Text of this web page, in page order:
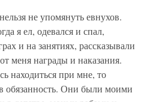
не упомянуть евнухов.
я ел, одевался и спал,
и на занятиях, рассказывали
меня награды и наказания.
находиться при мне, то
обязанность. Они были моими